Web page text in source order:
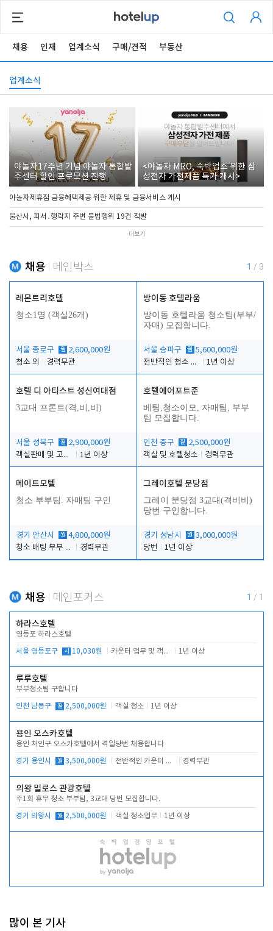
채용 인재 업계소식 구매/견적 부동산
업계소식
야놀자17주년 기념 야놀자 통합발
주센터 할인 프로모션 진행
<야놀자 MRO, 숙박업소 위한 삼
성전자 가전제품 특가 개시>
야놀자제휴점 금융혜택제공 위한 제휴 및 금융서비스 게시
울산시, 피서․행락지 주변 불법행위 19건 적발
더보기
채용 메인박스 1 / 3
레몬트리호텔
청소1명 (객실26개)
서울 종로구 월 2,600,000원
청소 외
경력무관
방이동 호텔라움
방이동 호텔라움 청소팀(부부/
자매) 모집합니다.
서울 송파구 월 5,600,000원
전반적인 청소 업무(객실청소.객실정리)
1년 이상
호텔 디 아티스트 성신여대점
3교대 프론트(격,비,비)
서울 성북구 월 2,900,000원
객실판매 및 고객응대
1년 이상
호텔에어포트준
베팅,청소이모, 자매팀, 부부
팀 모집합니다.
인천 중구 월 2,500,000원
객실 및 호텔청소
경력무관
메이트모텔
청소 부부팀. 자매팀 구인
경기 안산시 월 4,800,000원
청소 배팅 부부 구합니다
경력무관
그레이호텔 분당점
그레이 분당점 3교대(격비비)
당번 구인합니다.
경기 성남시 월 3,000,000원
당번
1년 이상
채용 메인포커스 1 / 1
하라스호텔
영등포 하라스호텔
서울 영등포구 시 10,030원 카운터 업무 및 객실관리(청소상태 확인, 객실판매) 1년 이상
루루호텔
부부청소팀 구합니다
인천 남동구 월 2,500,000원 객실 청소 1년 이상
용인 오스카호텔
용인 처인구 오스카호텔에서 격일당번 채용합니다
경기 용인시 월 3,500,000원 전반적인 카운터 업무 경력무관
의왕 밀로스 관광호텔
주1회 휴무 청소 부부팀, 3교대 당번 모집합니다.
경기 의왕시 월 2,500,000원 객실 청소업무 1년 이상
많이 본 기사